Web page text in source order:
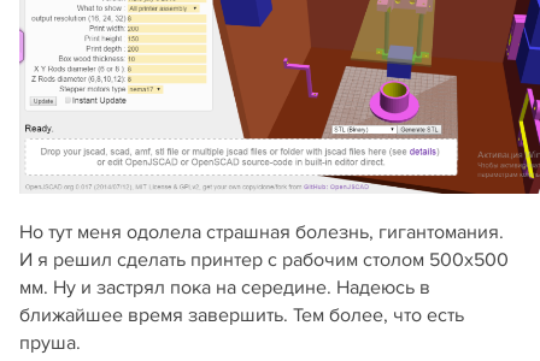
Но тут меня одолела страшная болезнь, гигантомания.
И я решил сделать принтер с рабочим столом 500х500
мм. Ну и застрял пока на середине. Надеюсь в
ближайшее время завершить. Тем более, что есть
пруша.